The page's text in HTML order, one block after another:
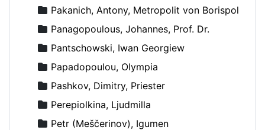
Pakanich, Antony, Metropolit von Borispol
Panagopoulous, Johannes, Prof. Dr.
Pantschowski, Iwan Georgiew
Papadopoulou, Olympia
Pashkov, Dimitry, Priester
Perepiolkina, Ljudmilla
Petr (Meščerinov), Igumen